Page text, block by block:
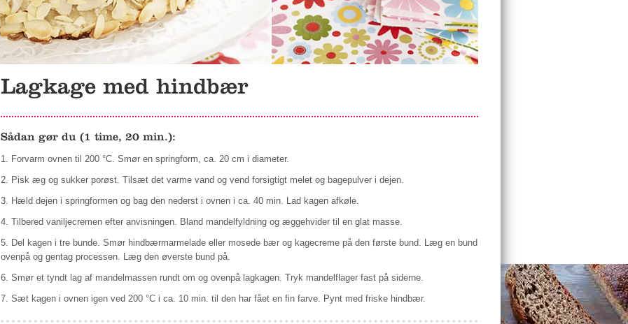
Lagkage med hindbær
Sådan gør du (1 time, 20 min.):
1. Forvarm ovnen til 200 °C. Smør en springform, ca. 20 cm i diameter.
2. Pisk æg og sukker porøst. Tilsæt det varme vand og vend forsigtigt melet og bagepulver i dejen.
3. Hæld dejen i springformen og bag den nederst i ovnen i ca. 40 min. Lad kagen afkøle.
4. Tilbered vaniljecremen efter anvisningen. Bland mandelfyldning og æggehvider til en glat masse.
5. Del kagen i tre bunde. Smør hindbærmarmelade eller mosede bær og kagecreme på den første bund. Læg en bund
ovenpå og gentag processen. Læg den øverste bund på.
6. Smør et tyndt lag af mandelmassen rundt om og ovenpå lagkagen. Tryk mandelflager fast på siderne.
7. Sæt kagen i ovnen igen ved 200 °C i ca. 10 min. til den har fået en fin farve. Pynt med friske hindbær.